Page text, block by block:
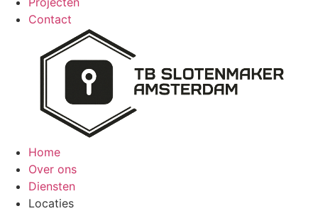
Contact
Home
Over ons
Diensten
Locaties